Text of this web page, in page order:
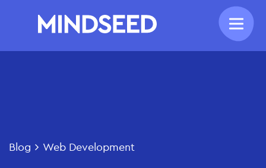
Blog Web Development